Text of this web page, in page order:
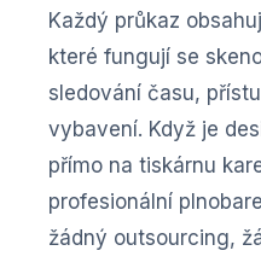
Každý průkaz
které fungují se
sledování času,
vybavení. Když je
přímo na tiskárnu
profesionální
žádný outsourcing,